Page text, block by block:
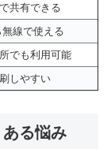
共有できる
線で使える
でも利用可能
しやすい
る悩み